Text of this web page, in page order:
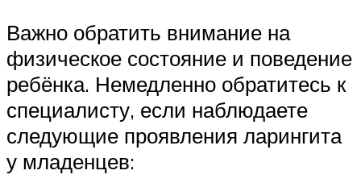
Важно обратить внимание на
физическое состояние и поведение
ребёнка. Немедленно обратитесь к
специалисту, если наблюдаете
следующие проявления ларингита
у младенцев: